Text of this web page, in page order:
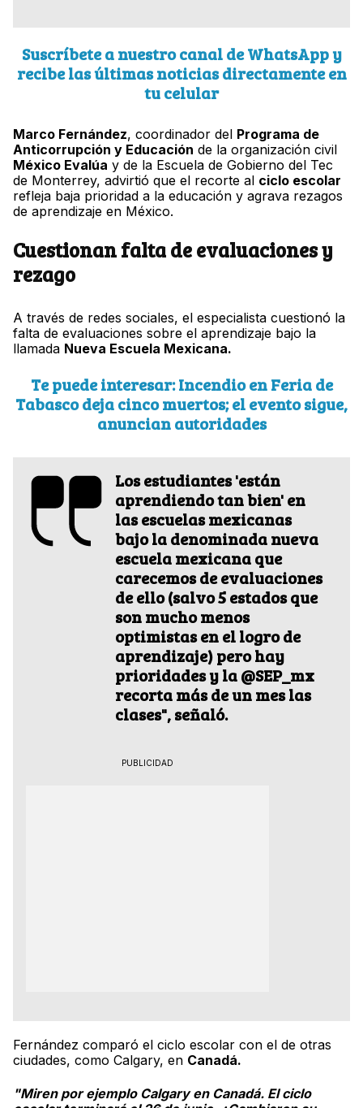
Suscríbete a nuestro canal de WhatsApp y
recibe las últimas noticias directamente en
tu celular
Marco Fernández, coordinador del Programa de
Anticorrupción y Educación de la organización civil
México Evalúa y de la Escuela de Gobierno del Tec
de Monterrey, advirtió que el recorte al ciclo escolar
refleja baja prioridad a la educación y agrava rezagos
de aprendizaje en México.
Cuestionan falta de evaluaciones y
rezago
A través de redes sociales, el especialista cuestionó la
falta de evaluaciones sobre el aprendizaje bajo la
llamada Nueva Escuela Mexicana.
Te puede interesar: Incendio en Feria de
Tabasco deja cinco muertos; el evento sigue,
anuncian autoridades
Los estudiantes 'están
aprendiendo tan bien' en
las escuelas mexicanas
bajo la denominada nueva
escuela mexicana que
carecemos de evaluaciones
de ello (salvo 5 estados que
son mucho menos
optimistas en el logro de
aprendizaje) pero hay
prioridades y la @SEP_mx
recorta más de un mes las
clases", señaló.
PUBLICIDAD
Fernández comparó el ciclo escolar con el de otras
ciudades, como Calgary, en Canadá.
"Miren por ejemplo Calgary en Canadá. El ciclo